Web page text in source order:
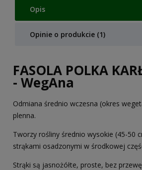
Opis
Opinie o produkcie (1)
FASOLA POLKA
- WegAna
Odmiana średnio wczesna (okres
plenna.
Tworzy rośliny średnio wysokie (45-50
strąkami osadzonymi w środkowej
Strąki są jasnożółte, proste, bez